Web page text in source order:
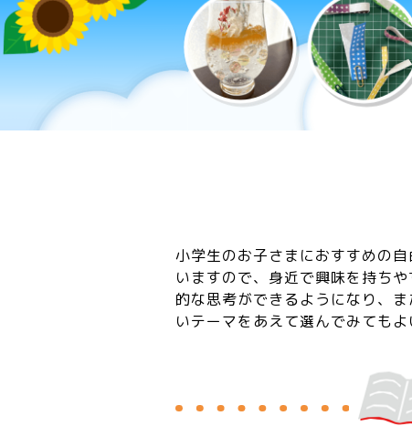
小学生のお子さまにおすすめの
いますので、身近で興味を持ち
的な思考ができるようになり、
いテーマをあえて選んでみてもよ